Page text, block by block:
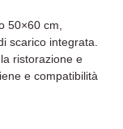
50×60 cm,
scarico integrata.
ristorazione e
e compatibilità